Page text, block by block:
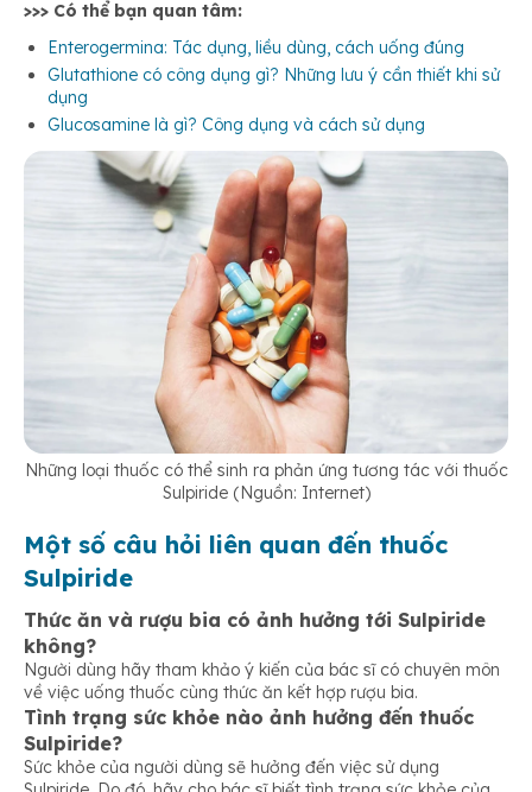
>>> Có thể bạn quan tâm:
Enterogermina: Tác dụng, liều dùng, cách uống đúng
Glutathione có công dụng gì? Những lưu ý cần thiết khi sử
dụng
Glucosamine là gì? Công dụng và cách sử dụng
Những loại thuốc có thể sinh ra phản ứng tương tác với thuốc
Sulpiride (Nguồn: Internet)
Một số câu hỏi liên quan đến thuốc
Sulpiride
Thức ăn và rượu bia có ảnh hưởng tới Sulpiride
không?
Người dùng hãy tham khảo ý kiến của bác sĩ có chuyên môn
về việc uống thuốc cùng thức ăn kết hợp rượu bia.
Tình trạng sức khỏe nào ảnh hưởng đến thuốc
Sulpiride?
Sức khỏe của người dùng sẽ hưởng đến việc sử dụng